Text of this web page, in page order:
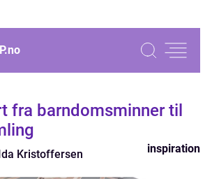
no
fra barndomsminner til
Kristoffersen inspiration